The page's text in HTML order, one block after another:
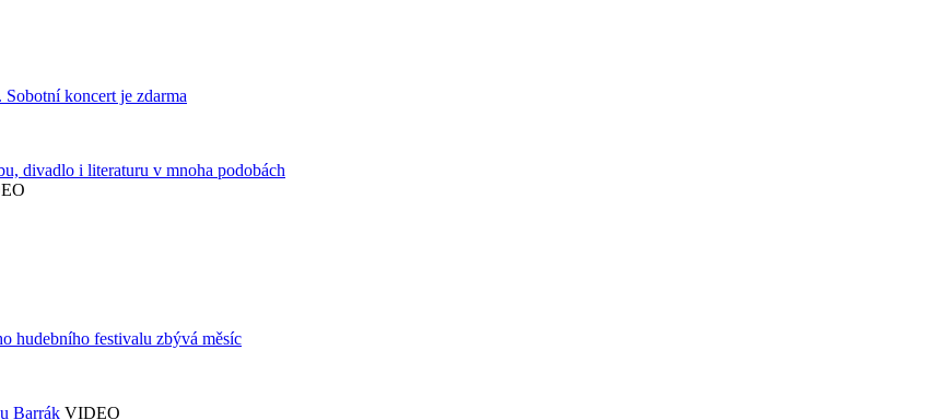
koncert je zdarma
divadlo i literaturu v mnoha podobách
hudebního festivalu zbývá měsíc
Barrák VIDEO